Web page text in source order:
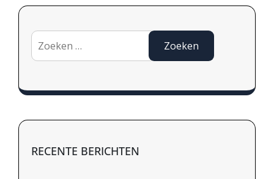
Zoeken
naar:
RECENTE BERICHTEN